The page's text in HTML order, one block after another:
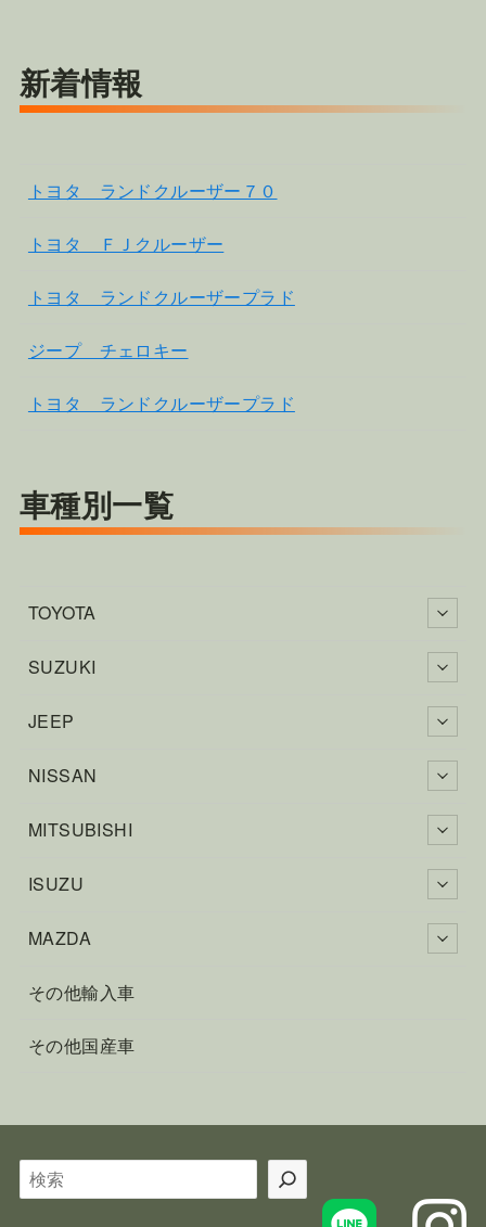
新着情報
トヨタ ランドクルーザー７０
トヨタ ＦＪクルーザー
トヨタ ランドクルーザープラド
ジープ チェロキー
トヨタ ランドクルーザープラド
車種別一覧
TOYOTA
SUZUKI
JEEP
NISSAN
MITSUBISHI
ISUZU
MAZDA
その他輸入車
その他国産車
検
索